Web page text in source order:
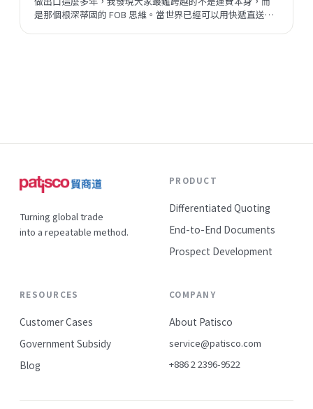
是那個根深蒂固的 FOB 思維。當世界已經可以用快遞直送到
Turning global trade
into a repeatable method.
PRODUCT
Differentiated Quoting
End-to-End Documents
Prospect Development
RESOURCES
Customer Cases
Government Subsidy
Blog
COMPANY
About Patisco
service@patisco.com
+886 2 2396-9522